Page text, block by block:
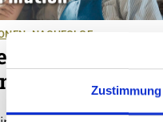
Zustimmung
NACHFOLGE
Generation zur